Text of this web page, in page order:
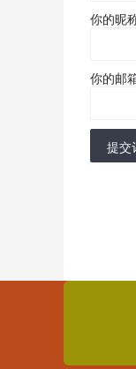
你的昵
你的邮
提交